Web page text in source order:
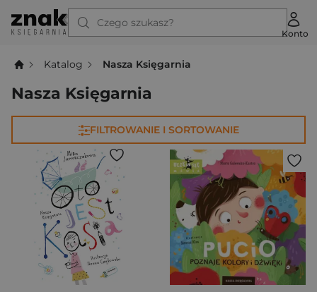
Czego szukasz?
Konto
Katalog Nasza Księgarnia
Nasza Księgarnia
FILTROWANIE I SORTOWANIE